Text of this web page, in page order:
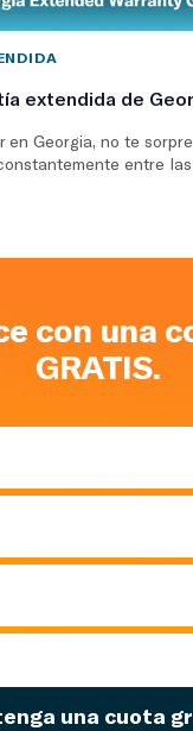
extendida de
en Georgia, no te
entre las
con una
GRATIS.
una cuota